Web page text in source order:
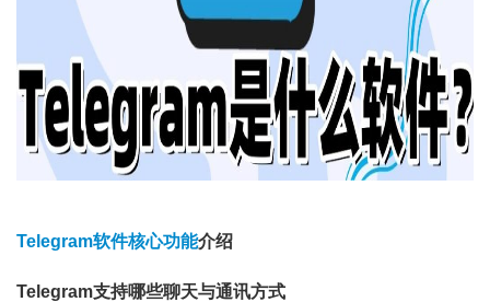
Telegram软件核心功能介绍
Telegram支持哪些聊天与通讯方式